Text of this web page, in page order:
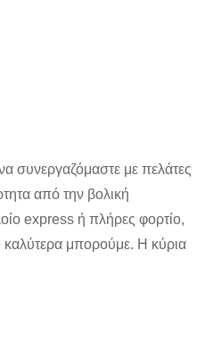
συνεργαζόμαστε με πελάτες
από την βολική
express ή πλήρες φορτίο,
μπορούμε. Η κύρια